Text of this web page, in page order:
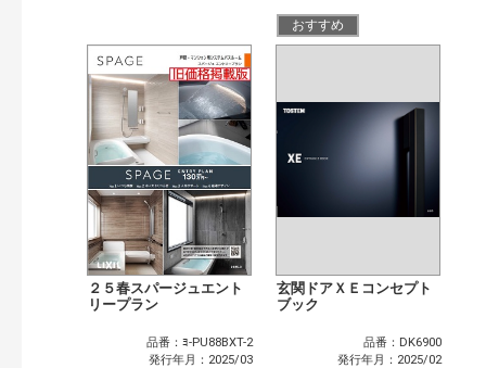
２５春スパージュエント
リープラン
品番：ﾖ-PU88BXT-2
発行年月：2025/03
おすすめ
玄関ドアＸＥコンセプト
ブック
品番：DK6900
発行年月：2025/02